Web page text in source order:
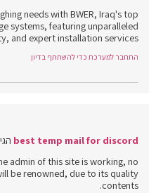
needs with BWER, Iraq's top
systems, featuring unparalleled
and expert installation services.
התחבר למערכת כדי להשתתף בדיון
best temp mail for discord
admin of this site is working, no
be renowned, due to its quality
contents.